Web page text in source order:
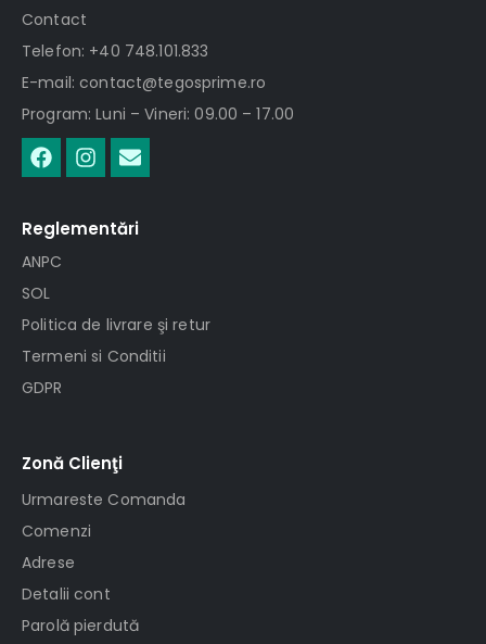
Contact
Telefon: +40 748.101.833
E-mail: contact@tegosprime.ro
Program: Luni – Vineri: 09.00 – 17.00
Reglementări
ANPC
SOL
Politica de livrare şi retur
Termeni si Conditii
GDPR
Zonă Clienţi
Urmareste Comanda
Comenzi
Adrese
Detalii cont
Parolă pierdută